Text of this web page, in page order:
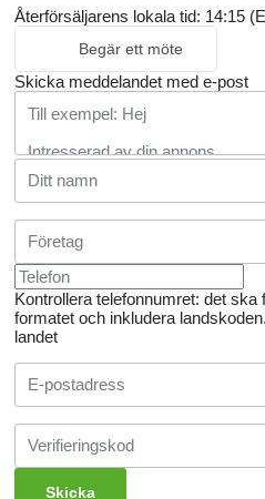
Återförsäljarens lokala tid: 14:15
Begär ett möte
Skicka meddelandet med e-post
Kontrollera telefonnumret: det ska
formatet och inkludera landskoden.
landet